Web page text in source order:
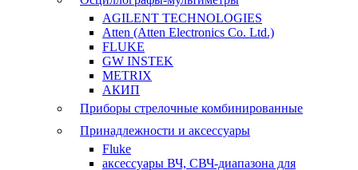
AGILENT TECHNOLOGIES
Atten (Atten Electronics Co. Ltd.)
FLUKE
GW INSTEK
METRIX
АКИП
Приборы стрелочные комбинированные
Принадлежности и аксессуары
Fluke
аксессуары ВЧ, СВЧ-диапазона для